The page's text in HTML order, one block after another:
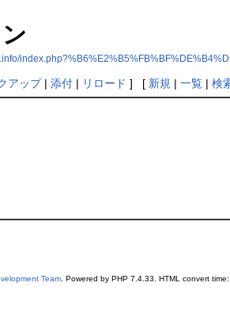
アップ| 添付| リロード ] [ 新規 | 一覧| 検
Team. Powered by PHP 7.4.33. HTML convert